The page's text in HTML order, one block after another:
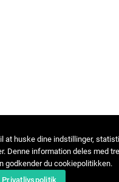
at huske dine indstillinger,
Denne information deles med
godkender du cookiepolitikken.
Privatlivspolitik